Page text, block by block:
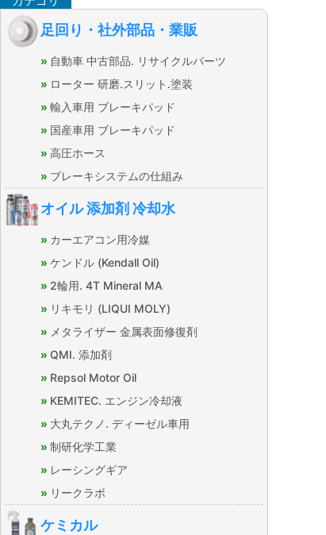
足回り・社外部品・業販
自動車 中古部品. リサイクルパーツ
ローター 研磨.スリット.塗装
輸入車用 ブレーキパッド
国産車用 ブレーキパッド
高圧ホース
ブレーキシステムの仕組み
オイル 添加剤 冷却水
カーエアコン用冷媒
ケンドル (Kendall Oil)
2輪用. 4T Mineral MA
リキモリ (LIQUI MOLY)
メタライザー 金属表面修復剤
QMI. 添加剤
Repsol Motor Oil
KEMITEC. エンジン冷却液
大丸テクノ. ディーゼル車用
制研化学工業
レーシングギア
リークラボ
ケミカル